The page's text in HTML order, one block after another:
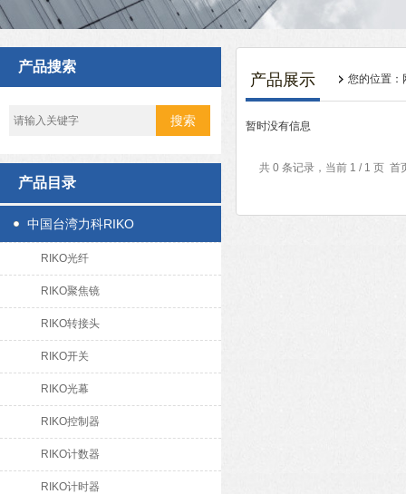
产品搜索
产品目录
中国台湾力科RIKO
RIKO光纤
RIKO聚焦镜
RIKO转接头
RIKO开关
RIKO光幕
RIKO控制器
RIKO计数器
RIKO计时器
产品展示 您的位置：
暂时没有信息
共 0 条记录，当前 1 / 1 页